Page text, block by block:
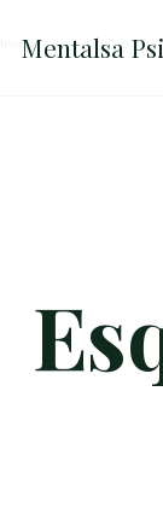
Inicio →
Mentalsa